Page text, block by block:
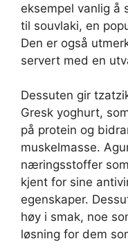
eksempel vanlig å
til souvlaki, en
Den er også
servert med en
Dessuten gir
Gresk yoghurt,
på protein og
muskelmasse.
næringsstoffer
kjent for sine
egenskaper.
høy i smak, noe
løsning for dem